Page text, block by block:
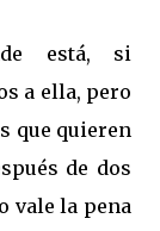
está, si
a ella, pero
que quieren
de dos
vale la pena